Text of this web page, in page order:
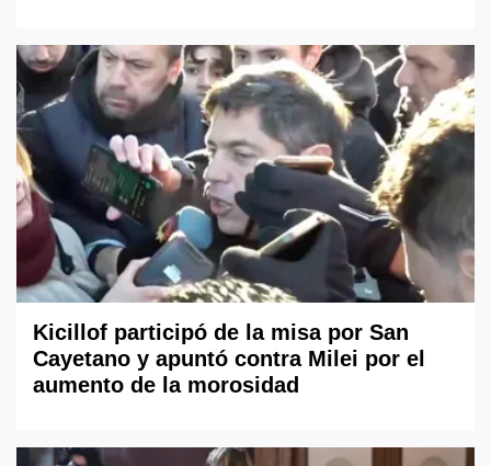
Kicillof participó de la misa por San
Cayetano y apuntó contra Milei por el
aumento de la morosidad